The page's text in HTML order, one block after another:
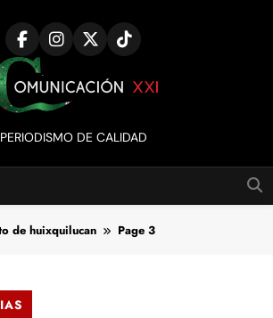
Comunicación
XXI
PERIODISMO DE CALIDAD
de huixquilucan Page 3